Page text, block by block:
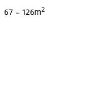
67 - 126m2